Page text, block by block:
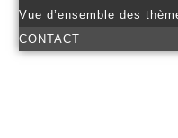
Vue d’ensemble des
CONTACT